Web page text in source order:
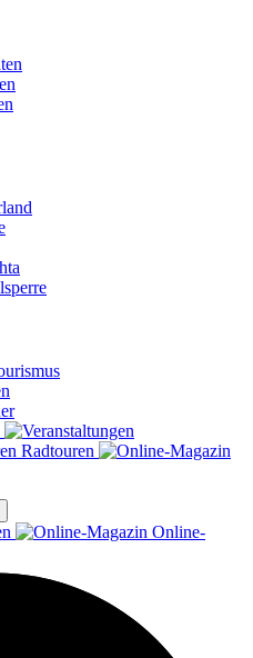
Radtouren
Online-